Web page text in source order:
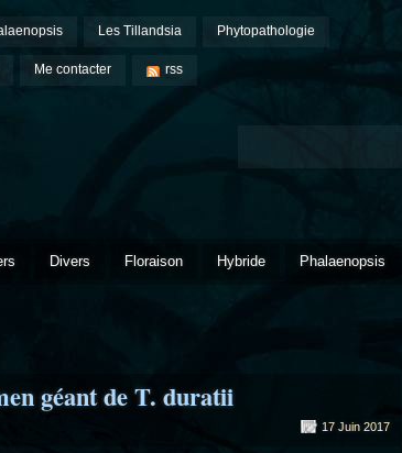
Les Tillandsia Phytopathologie
Me contacter rss
Divers Floraison Hybride Phalaenopsis
géant de T. duratii
17 Juin 2017